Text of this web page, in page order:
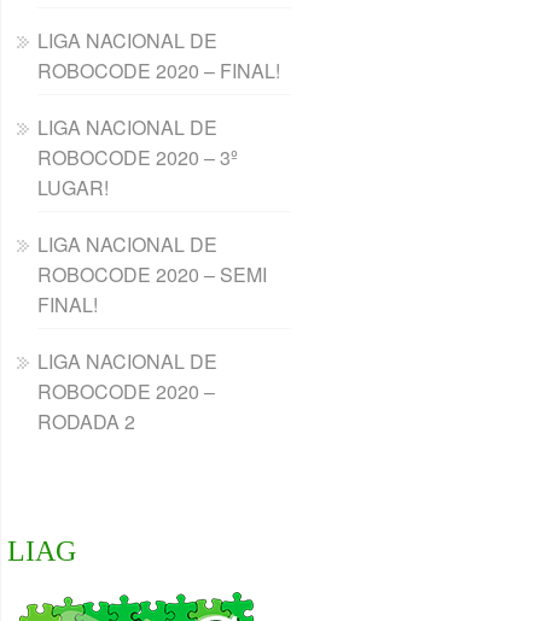
LIGA NACIONAL DE
ROBOCODE 2020 – FINAL!
LIGA NACIONAL DE
ROBOCODE 2020 – 3º
LUGAR!
LIGA NACIONAL DE
ROBOCODE 2020 – SEMI
FINAL!
LIGA NACIONAL DE
ROBOCODE 2020 –
RODADA 2
LIAG